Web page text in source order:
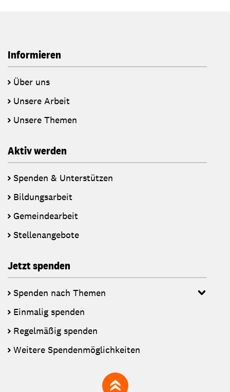
Informieren
Über uns
Unsere Arbeit
Unsere Themen
Aktiv werden
Spenden & Unterstützen
Bildungsarbeit
Gemeindearbeit
Stellenangebote
Jetzt spenden
Spenden nach Themen
Einmalig spenden
Regelmäßig spenden
Weitere Spendenmöglichkeiten